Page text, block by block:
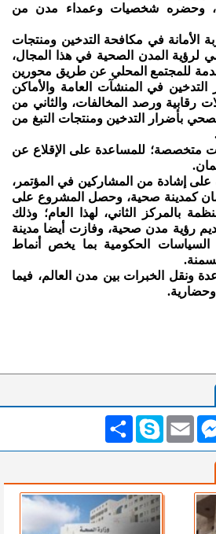
، وحضره شخصيات وعمداء مدن من
الأمانة في مكافحة التدخين ومنتجات
لرؤية المدن الصحية في هذا المجال،
للمجتمع المحلي عن طريق محورين
في المنشآت العامة والأماكن
رقابية ورصد المخالفات، والثاني من
بأضرار التدخين ومنتجات التبغ من
متخصصة؛ للمساعدة على الإقلاع عن
إشادة من المشاركين في المؤتمر،
كمدينة صحية، وحصل المشروع على
بالمركز الثاني، لهذا العام؛ وذلك
رؤية مدن صحية، وفازت أيضا مدينة
الحكومية بما يخص أنماط
ونقل الخبرات بين مدن العالم، فيما
انشر Skype Email